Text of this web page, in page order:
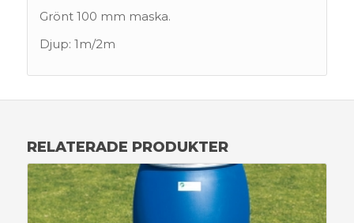
Grönt 100 mm maska.
Djup: 1m/2m
RELATERADE PRODUKTER